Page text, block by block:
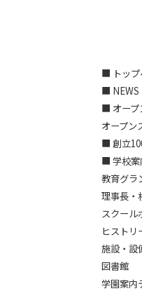
■ トップ
■ NEWS
■ オープ
オープン
■ 創立
■ 学校案
教育グラ
理事長・
スクール
ヒストリ
施設・設
図書館
学園案内